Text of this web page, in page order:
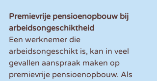
Premievrije pensioenopbouw bij
arbeidsongeschiktheid
Een werknemer die
arbeidsongeschikt is, kan in veel
gevallen aanspraak maken op
premievrije pensioenopbouw. Als